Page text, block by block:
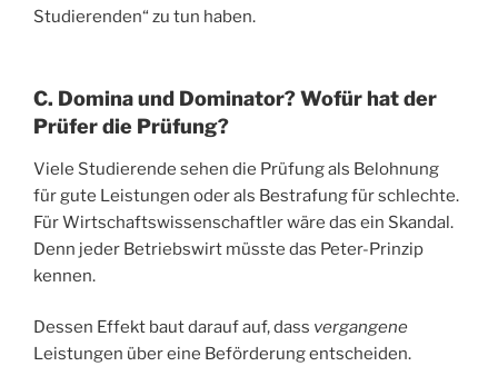
Studierenden“ zu tun haben.
C. Domina und Dominator? Wofür hat der
Prüfer die Prüfung?
Viele Studierende sehen die Prüfung als Belohnung
für gute Leistungen oder als Bestrafung für schlechte.
Für Wirtschaftswissenschaftler wäre das ein Skandal.
Denn jeder Betriebswirt müsste das Peter-Prinzip
kennen.
Dessen Effekt baut darauf auf, dass vergangene
Leistungen über eine Beförderung entscheiden.